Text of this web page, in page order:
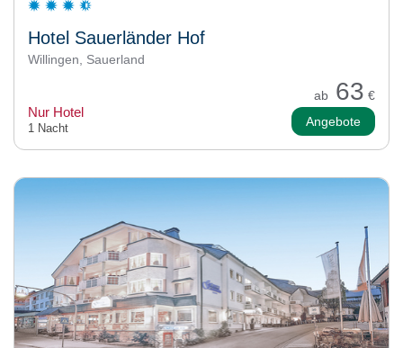
Hotel Sauerländer Hof
Willingen, Sauerland
ab 63 €
Nur Hotel
1 Nacht Angebote